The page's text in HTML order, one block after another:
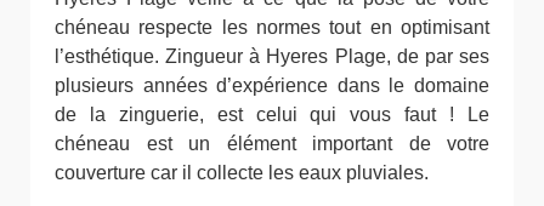
chéneau respecte les normes tout en optimisant
l’esthétique. Zingueur à Hyeres Plage, de par ses
plusieurs années d’expérience dans le domaine
de la zinguerie, est celui qui vous faut ! Le
chéneau est un élément important de votre
couverture car il collecte les eaux pluviales.